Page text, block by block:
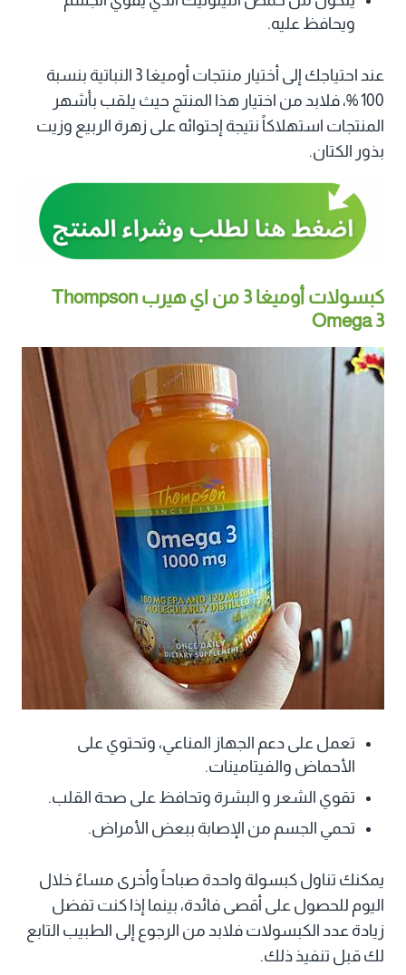
ويحافظ عليه.
عند احتياجك إلى أختيار منتجات أوميغا 3 النباتية بنسبة
100 %، فلابد من اختيار هذا المنتج حيث يلقب بأشهر
المنتجات استهلاكاً نتيجة إحتوائه على زهرة الربيع وزيت
بذور الكتان.
كبسولات أوميغا 3 من اي هيرب Thompson
Omega 3
تعمل على دعم الجهاز المناعي، وتحتوي على
الأحماض والفيتامينات.
تقوي الشعر و البشرة وتحافظ على صحة القلب.
تحمي الجسم من الإصابة ببعض الأمراض.
يمكنك تناول كبسولة واحدة صباحاً وأخرى مساءً خلال
اليوم للحصول على أقصى فائدة، بينما إذا كنت تفضل
زيادة عدد الكبسولات فلابد من الرجوع إلى الطبيب التابع
لك قبل تنفيذ ذلك.